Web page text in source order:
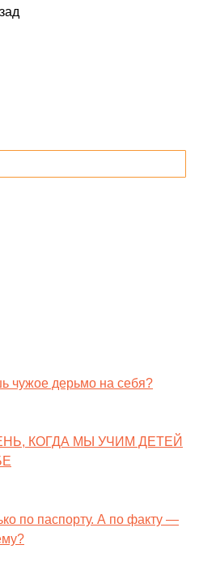
чужое дерьмо на себя?
КОГДА МЫ УЧИМ ДЕТЕЙ
по паспорту. А по факту —